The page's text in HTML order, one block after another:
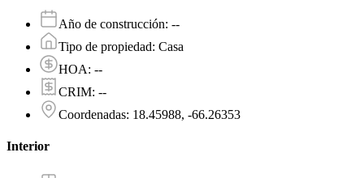
Año de construcción: --
Tipo de propiedad: Casa
HOA: --
CRIM: --
Coordenadas: 18.45988, -66.26353
Interior